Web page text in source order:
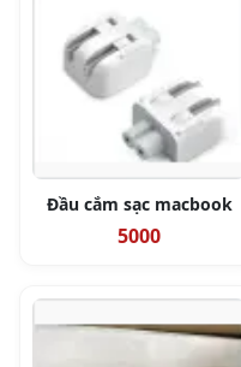
Đầu cắm sạc macbook
5000